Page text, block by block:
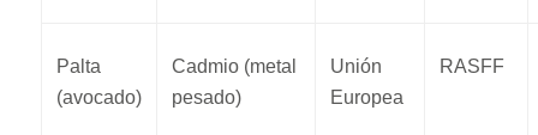
Palta
(avocado)
Cadmio (metal
pesado)
Unión
Europea
RASFF